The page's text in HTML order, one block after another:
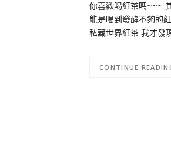
你喜歡喝紅茶嗎~~~
能是喝到發酵不夠的
私藏世界紅茶 我才發
CONTINUE